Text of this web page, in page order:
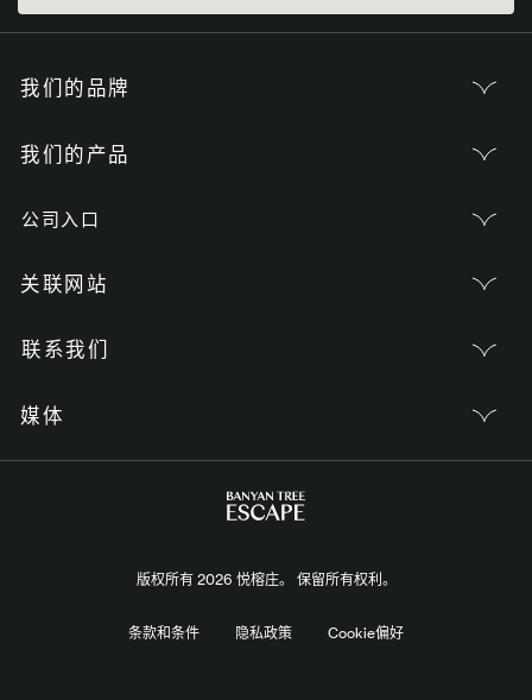
我们的品牌
我们的产品
公司入口
关联网站
联系我们
媒体
版权所有 2026 悦榕庄。 保留所有权利。
条款和条件 隐私政策 Cookie偏好